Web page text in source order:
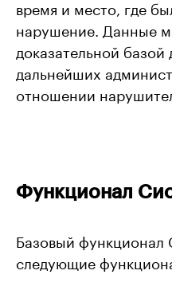
время и место, где
нарушение. Данные
доказательной базой
дальнейших
отношении
Функционал
Базовый функционал
следующие